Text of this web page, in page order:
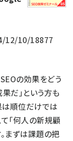
12/10/18877
の効果をどう
だ」という方も
は順位だけでは
「何人の新規顧
まずは課題の把